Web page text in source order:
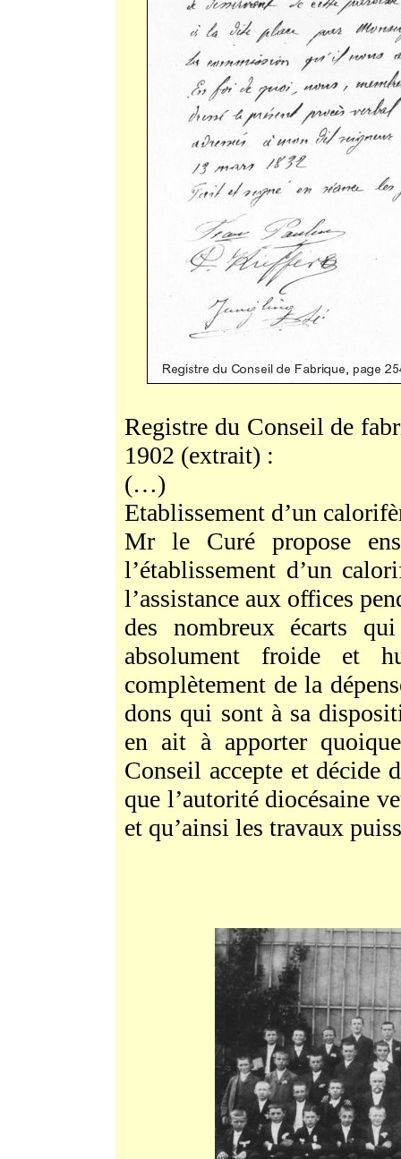
Registre du Conseil de
1902 (extrait) :
(…)
Etablissement d’un
Mr le Curé propose
l’établissement d’un
l’assistance aux offices
des nombreux écarts
absolument froide et
complètement de la
dons qui sont à sa
en ait à apporter
Conseil accepte et décide
que l’autorité diocésaine
et qu’ainsi les travaux